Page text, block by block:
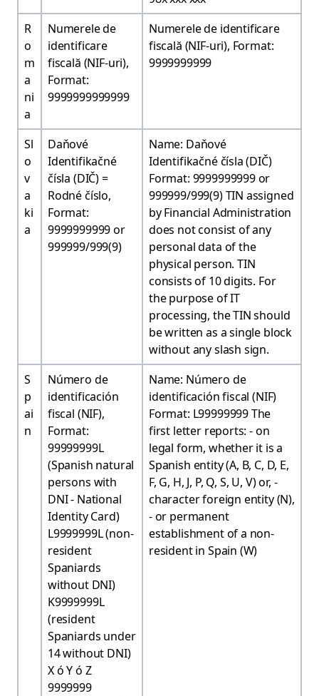
R
o
m
a
ni
a
Numerele de
identificare
fiscală (NIF-uri),
Format:
9999999999999
Numerele de identificare
fiscală (NIF-uri), Format:
9999999999
Sl
o
v
a
ki
a
Daňové
Identifikačné
čísla (DIČ) =
Rodné číslo,
Format:
9999999999 or
999999/999(9)
Name: Daňové
Identifikačné čísla (DIČ)
Format: 9999999999 or
999999/999(9) TIN assigned
by Financial Administration
does not consist of any
personal data of the
physical person. TIN
consists of 10 digits. For
the purpose of IT
processing, the TIN should
be written as a single block
without any slash sign.
S
p
ai
n
Número de
identificación
fiscal (NIF),
Format:
99999999L
(Spanish natural
persons with
DNI - National
Identity Card)
L9999999L (non-
resident
Spaniards
without DNI)
K9999999L
(resident
Spaniards under
14 without DNI)
X ó Y ó Z
9999999
Name: Número de
identificación fiscal (NIF)
Format: L99999999 The
first letter reports: - on
legal form, whether it is a
Spanish entity (A, B, C, D, E,
F, G, H, J, P, Q, S, U, V) or, -
character foreign entity (N),
- or permanent
establishment of a non-
resident in Spain (W)